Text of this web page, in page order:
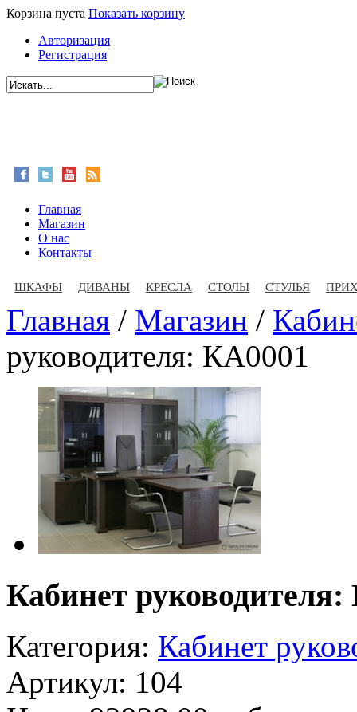
Корзина пуста Показать корзину
Авторизация
Регистрация
Главная
Магазин
О нас
Контакты
ШКАФЫ ДИВАНЫ КРЕСЛА СТОЛЫ СТУЛЬЯ
Главная / Магазин /
руководителя: КА0001
Кабинет
Категория: Кабинет
Артикул: 104